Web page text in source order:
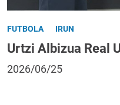
FUTBOLA IRUN
Urtzi Albizua Real
2026/06/25